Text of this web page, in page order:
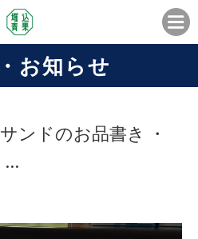
お知らせ
ンドのお品書き ・
…